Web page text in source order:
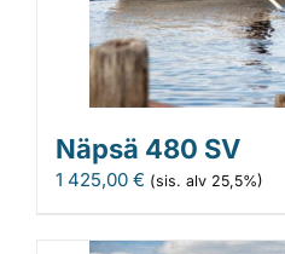
Näpsä 480 SV
1 425,00 € (sis. alv 25,5%)